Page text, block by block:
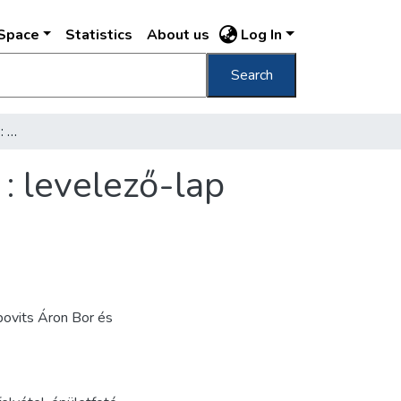
Statistics About us Log In
Search
Budapest Messinger-ház : Népszínház-utca : levelező-lap
levelező-lap
Áron Bor és